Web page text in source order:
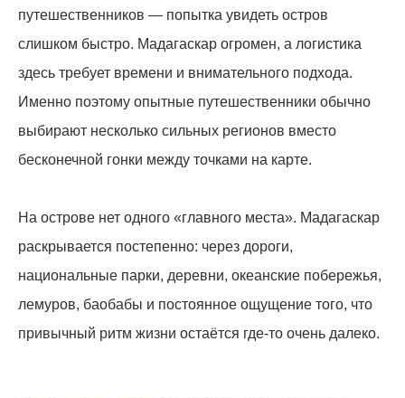
путешественников — попытка увидеть остров
слишком быстро. Мадагаскар огромен, а логистика
здесь требует времени и внимательного подхода.
Именно поэтому опытные путешественники обычно
выбирают несколько сильных регионов вместо
бесконечной гонки между точками на карте.
На острове нет одного «главного места». Мадагаскар
раскрывается постепенно: через дороги,
национальные парки, деревни, океанские побережья,
лемуров, баобабы и постоянное ощущение того, что
привычный ритм жизни остаётся где-то очень далеко.